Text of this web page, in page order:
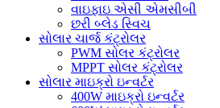
વાઇફાઇ એસી એમસીબી
છરી બ્લેડ સ્વિચ
સોલાર ચાર્જ કંટ્રોલર
PWM સોલર કંટ્રોલર
MPPT સોલર કંટ્રોલર
સોલાર માઇક્રો ઇન્વર્ટર
400W માઇક્રો ઇન્વર્ટર